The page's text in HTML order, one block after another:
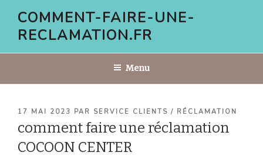
contenu
COMMENT-FAIRE-UNE-
RECLAMATION.FR
Menu
PUBLIÉ
17 MAI 2023 PAR SERVICE CLIENTS / RÉCLAMATION
comment faire une réclamation
COCOON CENTER